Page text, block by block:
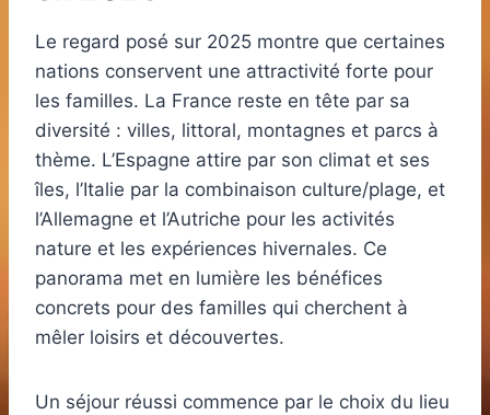
Le regard posé sur 2025 montre que certaines
nations conservent une attractivité forte pour
les familles. La France reste en tête par sa
diversité : villes, littoral, montagnes et parcs à
thème. L’Espagne attire par son climat et ses
îles, l’Italie par la combinaison culture/plage, et
l’Allemagne et l’Autriche pour les activités
nature et les expériences hivernales. Ce
panorama met en lumière les bénéfices
concrets pour des familles qui cherchent à
mêler loisirs et découvertes.
Un séjour réussi commence par le choix du lieu